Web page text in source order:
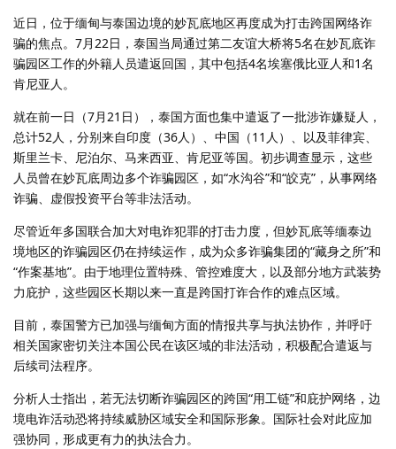
近日，位于缅甸与泰国边境的妙瓦底地区再度成为打击跨国网络诈
骗的焦点。7月22日，泰国当局通过第二友谊大桥将5名在妙瓦底诈
骗园区工作的外籍人员遣返回国，其中包括4名埃塞俄比亚人和1名
肯尼亚人。
就在前一日（7月21日），泰国方面也集中遣返了一批涉诈嫌疑人，
总计52人，分别来自印度（36人）、中国（11人）、以及菲律宾、
斯里兰卡、尼泊尔、马来西亚、肯尼亚等国。初步调查显示，这些
人员曾在妙瓦底周边多个诈骗园区，如“水沟谷”和“皎克”，从事网络
诈骗、虚假投资平台等非法活动。
尽管近年多国联合加大对电诈犯罪的打击力度，但妙瓦底等缅泰边
境地区的诈骗园区仍在持续运作，成为众多诈骗集团的“藏身之所”和
“作案基地”。由于地理位置特殊、管控难度大，以及部分地方武装势
力庇护，这些园区长期以来一直是跨国打诈合作的难点区域。
目前，泰国警方已加强与缅甸方面的情报共享与执法协作，并呼吁
相关国家密切关注本国公民在该区域的非法活动，积极配合遣返与
后续司法程序。
分析人士指出，若无法切断诈骗园区的跨国“用工链”和庇护网络，边
境电诈活动恐将持续威胁区域安全和国际形象。国际社会对此应加
强协同，形成更有力的执法合力。